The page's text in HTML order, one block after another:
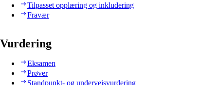
Tilpasset opplæring og inkludering
Fravær
Vurdering
Eksamen
Prøver
Standpunkt- og underveisvurdering